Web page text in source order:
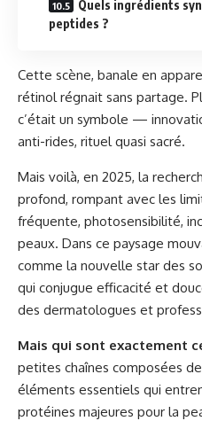
Quels ingrédients
peptides ?
Cette scène, banale en
rétinol régnait sans partage.
c’était un symbole —
anti-rides, rituel quasi sacré.
Mais voilà, en 2025, la
profond, rompant avec les
fréquente, photosensibilité,
peaux. Dans ce paysage
comme la nouvelle star des
qui conjugue efficacité et
des dermatologues et
Mais qui sont exactement
petites chaînes composées
éléments essentiels qui
protéines majeures pour la